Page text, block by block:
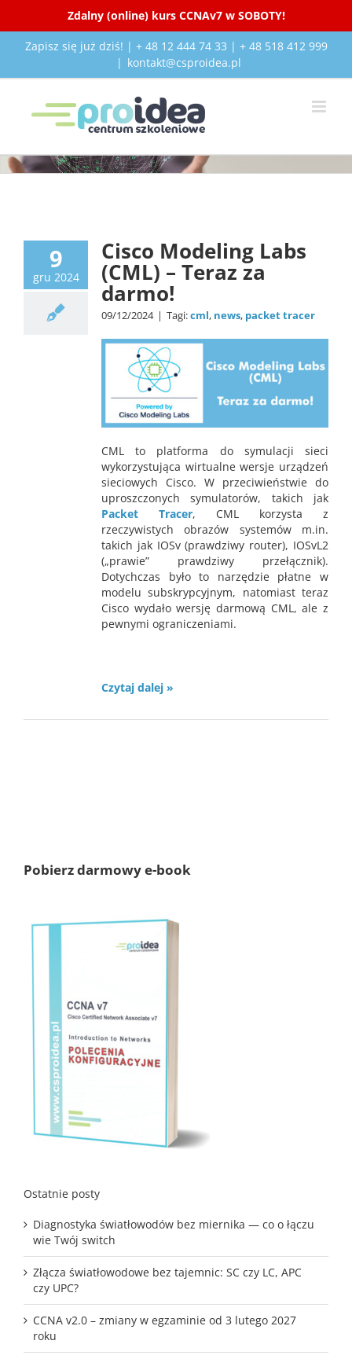
Zdalny (online) kurs CCNAv7 w SOBOTY!
Zapisz się już dziś! | + 48 12 444 74 33 | + 48 518 412 999
| kontakt@csproidea.pl
9
gru 2024
Cisco Modeling Labs
(CML) – Teraz za
darmo!
09/12/2024 | Tagi:cml, news, packet tracer
CML to platforma do symulacji sieci
wykorzystująca wirtualne wersje urządzeń
sieciowych Cisco. W przeciwieństwie do
uproszczonych symulatorów, takich jak
Packet Tracer, CML korzysta z
rzeczywistych obrazów systemów m.in.
takich jak IOSv (prawdziwy router), IOSvL2
(„prawie” prawdziwy przełącznik).
Dotychczas było to narzędzie płatne w
modelu subskrypcyjnym, natomiast teraz
Cisco wydało wersję darmową CML, ale z
pewnymi ograniczeniami.
Czytaj dalej »
Pobierz darmowy e-book
Ostatnie posty
Diagnostyka światłowodów bez miernika — co o łączu
wie Twój switch
Złącza światłowodowe bez tajemnic: SC czy LC, APC
czy UPC?
CCNA v2.0 – zmiany w egzaminie od 3 lutego 2027
roku